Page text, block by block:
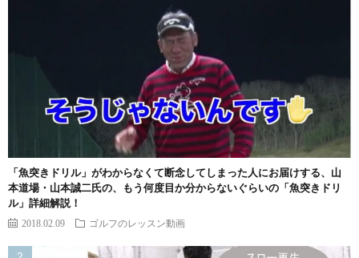
「魚突きドリル」がわからなくて断念してしまった人にお届けする、山
本道場・山本誠二氏の、もう何度目か分からないぐらいの「魚突きドリ
ル」詳細解説！
2018.02.09 ゴルフのレッスン動画